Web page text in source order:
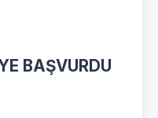
BAŞVURDU